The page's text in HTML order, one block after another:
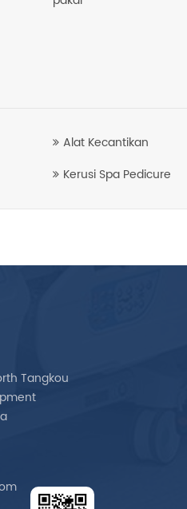
Alat Kecantikan
Kerusi Spa Pedicure
Tangkou